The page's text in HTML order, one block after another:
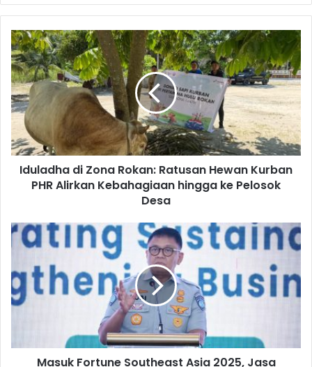
Iduladha di Zona Rokan: Ratusan Hewan Kurban
PHR Alirkan Kebahagiaan hingga ke Pelosok
Desa
Masuk Fortune Southeast Asia 2025, Jasa